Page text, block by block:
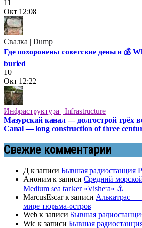
11
Окт 12:08
Свалка | Dump
Где похоронены советские деньги 💰
buried
10
Окт 12:22
Инфраструктура | Infrastructure
Мазурский канал — долгострой трёх
Canal — long construction of three
Свежие комментарии
Д к записи Бывшая радиостанция
Аноним к записи Средний
Medium sea tanker «Vishera» ⚓
MarcusEscarк записи Алькатрас —
мире тюрьма-остров
Web к записи Бывшая
Wid к записи Бывшая